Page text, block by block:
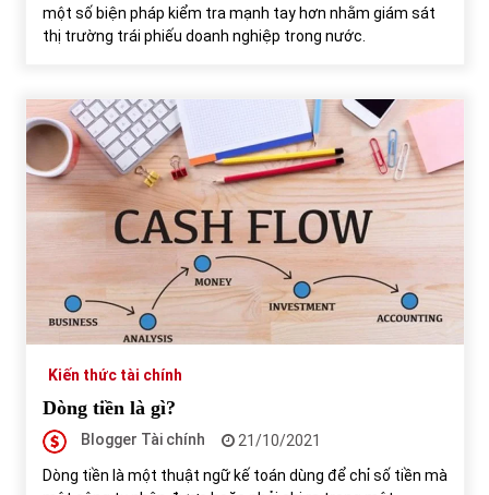
một số biện pháp kiểm tra mạnh tay hơn nhằm giám sát
thị trường trái phiếu doanh nghiệp trong nước.
Kiến thức tài chính
Dòng tiền là gì?
Blogger Tài chính
21/10/2021
Dòng tiền là một thuật ngữ kế toán dùng để chỉ số tiền mà